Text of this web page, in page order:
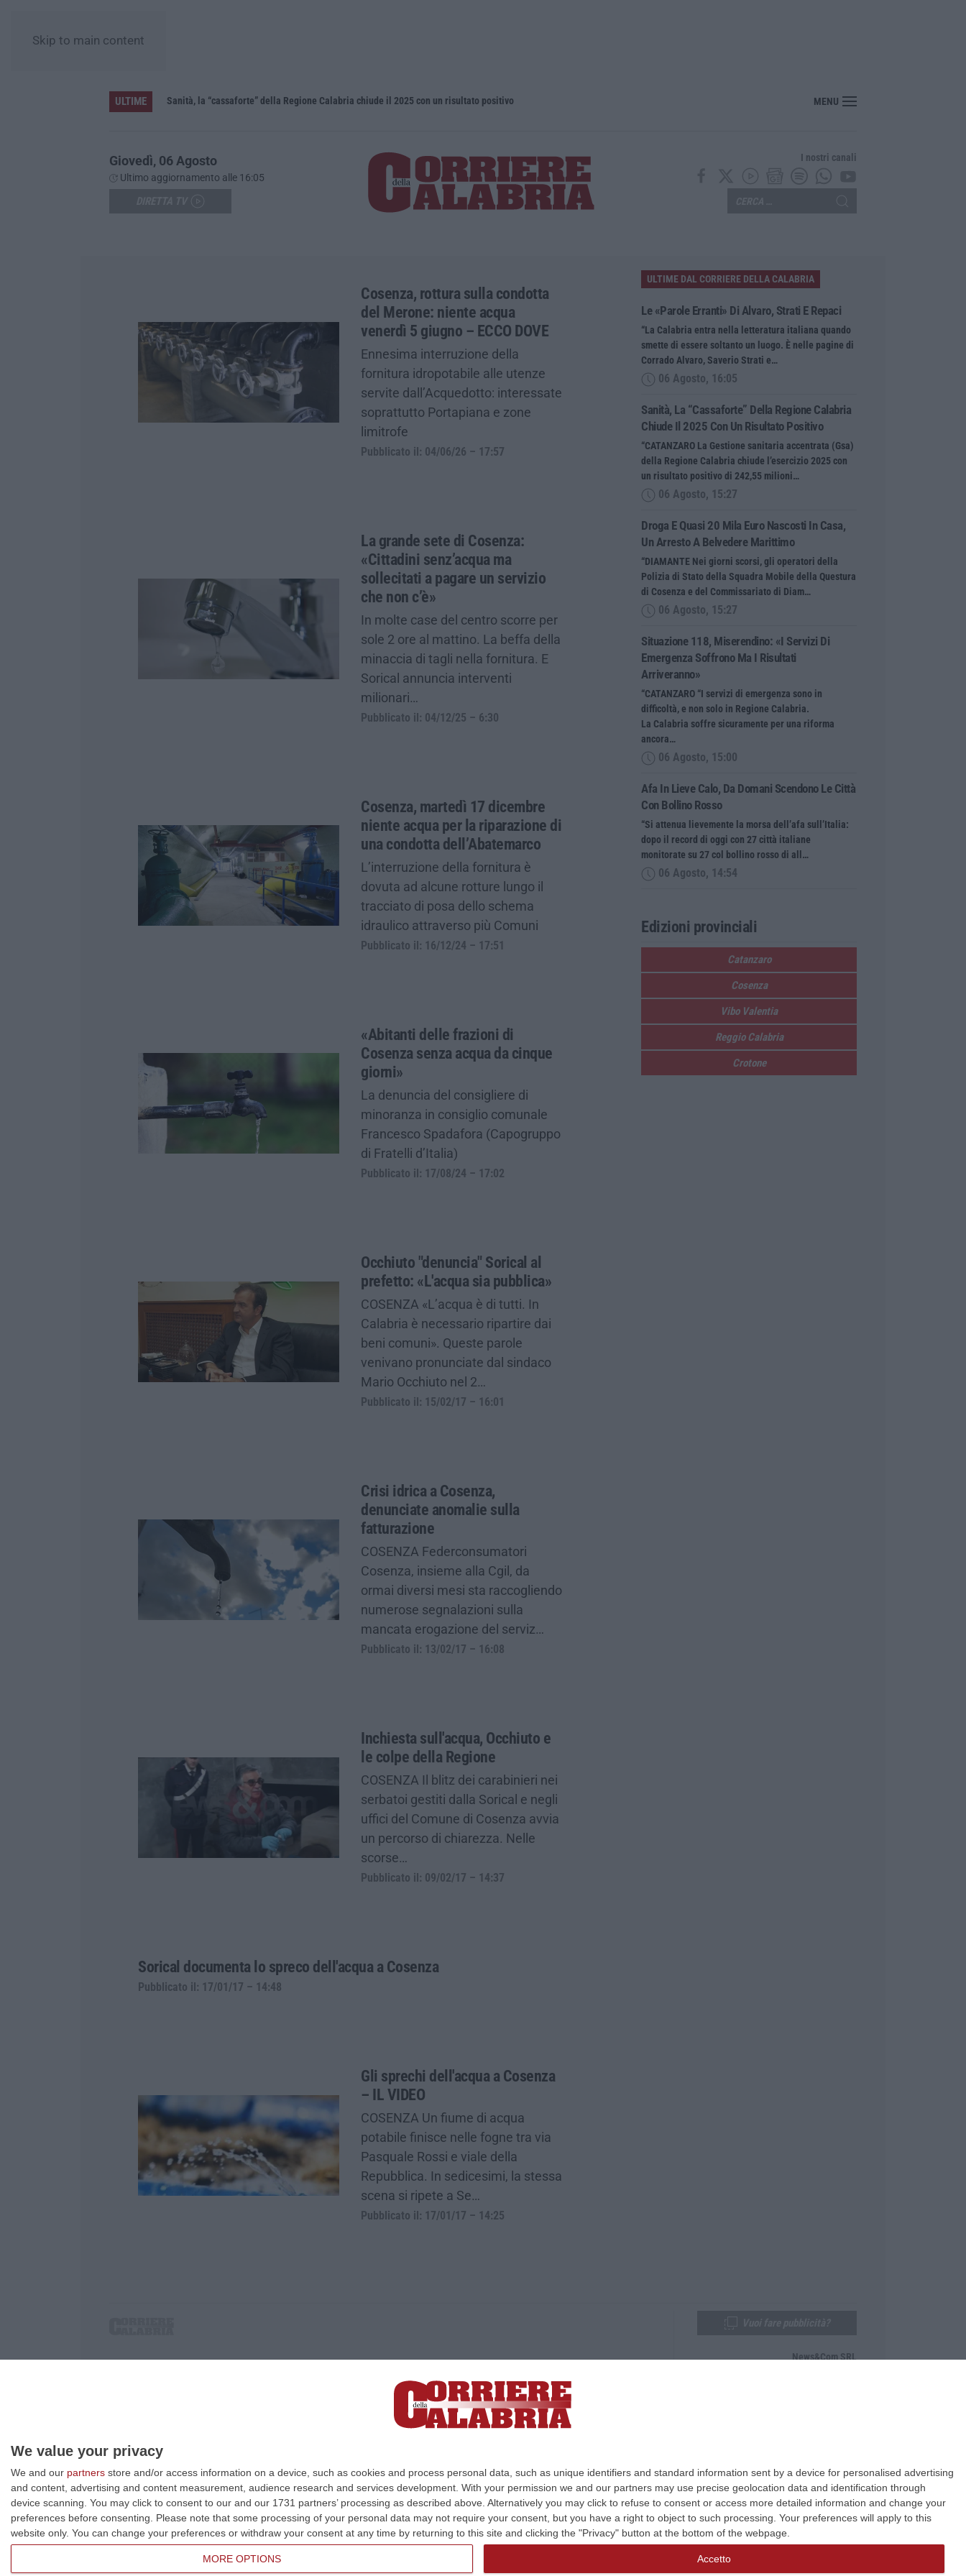
We value your privacy
We and our partners store and/or access information on a device, such as cookies and process personal data, such as unique identifiers and standard information sent by a device for personalised advertising
and content, advertising and content measurement, audience research and services development. With your permission we and our partners may use precise geolocation data and identification through
device scanning. You may click to consent to our and our 1731 partners’ processing as described above. Alternatively you may click to refuse to consent or access more detailed information and change your
preferences before consenting.
Please note that some processing of your personal data may not require your consent, but you have a right to object to such processing. Your preferences will apply to this
website only. You can change your preferences or withdraw your consent at any time by returning to this site and clicking the "Privacy" button at the bottom of the webpage.
MORE OPTIONS Accetto
Skip to main content
ULTIME Sanità, la “cassaforte” della Regione Calabria chiude il 2025 con un risultato positivo Droga e quasi 20 mila euro nascosti in casa, un arresto a Belvedere Marittimo
MENU
Giovedì, 06 Agosto
Ultimo aggiornamento alle 16:05
I nostri canali
Cosenza, rottura sulla condotta
del Merone: niente acqua
venerdì 5 giugno – ECCO DOVE
Ennesima interruzione della
fornitura idropotabile alle utenze
servite dall’Acquedotto: interessate
soprattutto Portapiana e zone
limitrofe
Pubblicato il: 04/06/26 – 17:57
La grande sete di Cosenza:
«Cittadini senz’acqua ma
sollecitati a pagare un servizio
che non c’è»
In molte case del centro scorre per
sole 2 ore al mattino. La beffa della
minaccia di tagli nella fornitura. E
Sorical annuncia interventi
milionari…
Pubblicato il: 04/12/25 – 6:30
Cosenza, martedì 17 dicembre
niente acqua per la riparazione di
una condotta dell’Abatemarco
L’interruzione della fornitura è
dovuta ad alcune rotture lungo il
tracciato di posa dello schema
idraulico attraverso più Comuni
Pubblicato il: 16/12/24 – 17:51
«Abitanti delle frazioni di
Cosenza senza acqua da cinque
giorni»
La denuncia del consigliere di
minoranza in consiglio comunale
Francesco Spadafora (Capogruppo
di Fratelli d’Italia)
Pubblicato il: 17/08/24 – 17:02
Occhiuto "denuncia" Sorical al
prefetto: «L'acqua sia pubblica»
COSENZA «L’acqua è di tutti. In
Calabria è necessario ripartire dai
beni comuni». Queste parole
venivano pronunciate dal sindaco
Mario Occhiuto nel 2…
Pubblicato il: 15/02/17 – 16:01
Crisi idrica a Cosenza,
denunciate anomalie sulla
fatturazione
COSENZA Federconsumatori
Cosenza, insieme alla Cgil, da
ormai diversi mesi sta raccogliendo
numerose segnalazioni sulla
mancata erogazione del serviz…
Pubblicato il: 13/02/17 – 16:08
Inchiesta sull'acqua, Occhiuto e
le colpe della Regione
COSENZA Il blitz dei carabinieri nei
serbatoi gestiti dalla Sorical e negli
uffici del Comune di Cosenza avvia
un percorso di chiarezza. Nelle
scorse…
Pubblicato il: 09/02/17 – 14:37
Sorical documenta lo spreco dell'acqua a Cosenza
Pubblicato il: 17/01/17 – 14:48
Gli sprechi dell'acqua a Cosenza
– IL VIDEO
COSENZA Un fiume di acqua
potabile finisce nelle fogne tra via
Pasquale Rossi e viale della
Repubblica. In sedicesimi, la stessa
scena si ripete a Se…
Pubblicato il: 17/01/17 – 14:25
ULTIME DAL CORRIERE DELLA CALABRIA
Le «parole Erranti» Di Alvaro, Strati E Repaci
“La Calabria entra nella letteratura italiana quando
smette di essere soltanto un luogo. È nelle pagine di
Corrado Alvaro, Saverio Strati e…
06 Agosto, 16:05
Sanità, La “cassaforte” Della Regione Calabria
Chiude Il 2025 Con Un Risultato Positivo
“CATANZARO La Gestione sanitaria accentrata (Gsa)
della Regione Calabria chiude l’esercizio 2025 con
un risultato positivo di 242,55 milioni…
06 Agosto, 15:27
Droga E Quasi 20 Mila Euro Nascosti In Casa,
Un Arresto A Belvedere Marittimo
“DIAMANTE Nei giorni scorsi, gli operatori della
Polizia di Stato della Squadra Mobile della Questura
di Cosenza e del Commissariato di Diam…
06 Agosto, 15:27
Situazione 118, Miserendino: «I Servizi Di
Emergenza Soffrono Ma I Risultati
Arriveranno»
“CATANZARO “I servizi di emergenza sono in
difficoltà, e non solo in Regione Calabria.
La Calabria soffre sicuramente per una riforma
ancora…
06 Agosto, 15:00
Afa In Lieve Calo, Da Domani Scendono Le Città
Con Bollino Rosso
“Si attenua lievemente la morsa dell’afa sull’Italia:
dopo il record di oggi con 27 città italiane
monitorate su 27 col bollino rosso di all…
06 Agosto, 14:54
Edizioni provinciali
Catanzaro
Cosenza
Vibo Valentia
Reggio Calabria
Crotone
P.IVA. 03199620794, Via del mare 6/G, S.Eufemia, Lamezia Terme (CZ)
Iscrizione tribunale di Lamezia Terme 5/2011 - Direttore responsabile Paola Militano |Privacy
News&Com SRL
Design: cfweb